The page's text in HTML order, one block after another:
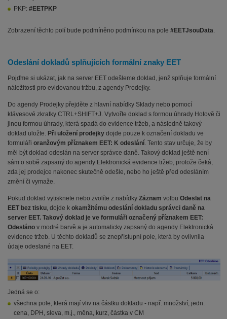
PKP: #EETPKP
Zobrazení těchto polí bude podmíněno podmínkou na pole #EETJsouData.
Odeslání dokladů splňujících formální znaky EET
Pojďme si ukázat, jak na server EET odešleme doklad, jenž splňuje formální
náležitosti pro evidovanou tržbu, z agendy Prodejky.
Do agendy Prodejky přejděte z hlavní nabídky Sklady nebo pomocí
klávesové zkratky CTRL+SHIFT+J. Vytvořte doklad s formou úhrady Hotově či
jinou formou úhrady, která spadá do evidence tržeb, a následně takový
doklad uložte. Při uložení prodejky dojde pouze k označení dokladu ve
formuláři oranžovým příznakem EET: K odeslání. Tento stav určuje, že by
měl být doklad odeslán na server správce daně. Takový doklad ještě není
sám o sobě zapsaný do agendy Elektronická evidence tržeb, protože čeká,
zda jej prodejce nakonec skutečně odešle, nebo ho ještě před odesláním
změní či vymaže.
Pokud doklad vytisknete nebo zvolíte z nabídky Záznam volbu Odeslat na
EET bez tisku, dojde k okamžitému odeslání dokladu správci daně na
server EET. Takový doklad je ve formuláři označený příznakem EET:
Odesláno v modré barvě a je automaticky zapsaný do agendy Elektronická
evidence tržeb. U těchto dokladů se znepřístupní pole, která by ovlivnila
údaje odeslané na EET.
Jedná se o:
všechna pole, která mají vliv na částku dokladu - např. množství, jedn.
cena, DPH, sleva, m.j., měna, kurz, částka v CM